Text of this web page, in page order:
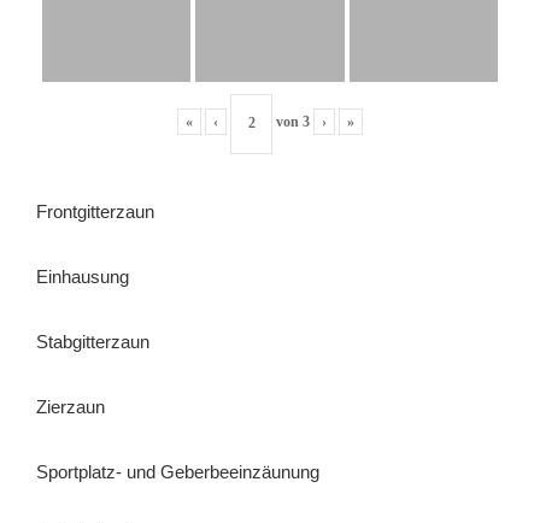
« ‹ von 3 › »
Frontgitterzaun
Einhausung
Stabgitterzaun
Zierzaun
Sportplatz- und Geberbeeinzäunung